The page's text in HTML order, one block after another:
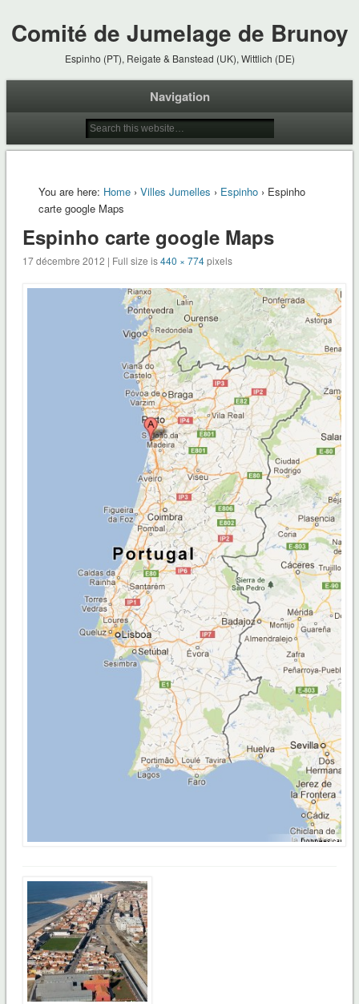
Comité de Jumelage de Brunoy
Espinho (PT), Reigate & Banstead (UK), Wittlich (DE)
Navigation
You are here: Home› Villes Jumelles › Espinho› Espinho
carte google Maps
Espinho carte google Maps
17 décembre 2012 | Full size is440 × 774pixels